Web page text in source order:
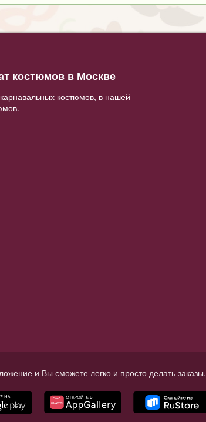
костюмов в Москве
костюмов, в нашей
и Вы сможете легко и просто делать заказы.